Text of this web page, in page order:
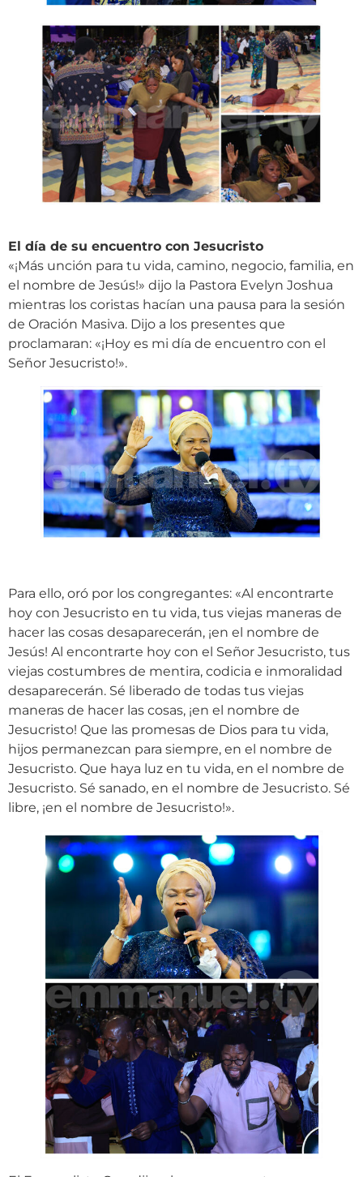
El día de su encuentro con Jesucristo
«¡Más unción para tu vida, camino, negocio, familia, en
el nombre de Jesús!» dijo la Pastora Evelyn Joshua
mientras los coristas hacían una pausa para la sesión
de Oración Masiva. Dijo a los presentes que
proclamaran: «¡Hoy es mi día de encuentro con el
Señor Jesucristo!».
Para ello, oró por los congregantes: «Al encontrarte
hoy con Jesucristo en tu vida, tus viejas maneras de
hacer las cosas desaparecerán, ¡en el nombre de
Jesús! Al encontrarte hoy con el Señor Jesucristo, tus
viejas costumbres de mentira, codicia e inmoralidad
desaparecerán. Sé liberado de todas tus viejas
maneras de hacer las cosas, ¡en el nombre de
Jesucristo! Que las promesas de Dios para tu vida,
hijos permanezcan para siempre, en el nombre de
Jesucristo. Que haya luz en tu vida, en el nombre de
Jesucristo. Sé sanado, en el nombre de Jesucristo. Sé
libre, ¡en el nombre de Jesucristo!».